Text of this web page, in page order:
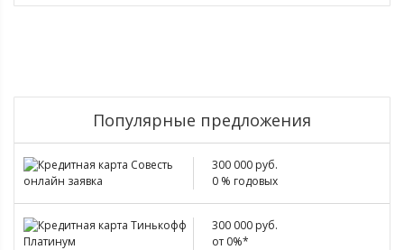
Популярные предложения
300 000 руб.
0 % годовых
300 000 руб.
от 0%*